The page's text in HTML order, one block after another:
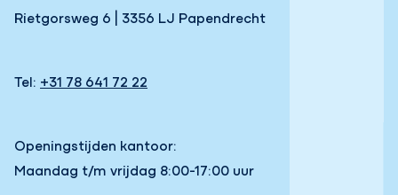
Rietgorsweg 6 | 3356 LJ Papendrecht
Tel: +31 78 641 72 22
Openingstijden kantoor:
Maandag t/m vrijdag 8:00-17:00 uur